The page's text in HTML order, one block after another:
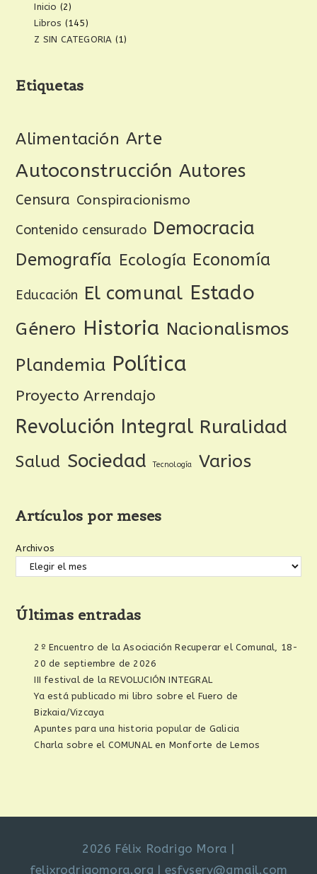
Inicio (2)
Libros (145)
Z SIN CATEGORIA (1)
Etiquetas
Alimentación Arte
Autoconstrucción Autores
Censura Conspiracionismo
Contenido censurado Democracia
Demografía Ecología Economía
Educación El comunal Estado
Género Historia Nacionalismos
Plandemia Política
Proyecto Arrendajo
Revolución Integral Ruralidad
Salud Sociedad Tecnología Varios
Artículos por meses
Archivos
Últimas entradas
2º Encuentro de la Asociación Recuperar el Comunal, 18-
20 de septiembre de 2026
III festival de la REVOLUCIÓN INTEGRAL
Ya está publicado mi libro sobre el Fuero de
Bizkaia/Vizcaya
Apuntes para una historia popular de Galicia
Charla sobre el COMUNAL en Monforte de Lemos
2026 Félix Rodrigo Mora |
felixrodrigomora.org | esfyserv@gmail.com